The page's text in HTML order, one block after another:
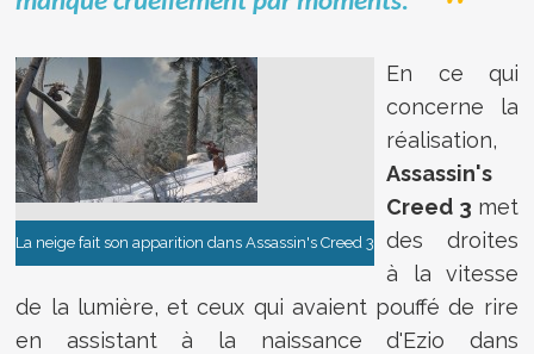
La neige fait son apparition dans Assassin's Creed 3
En ce qui
concerne la
réalisation,
Assassin's
Creed 3 met
des droites
à la vitesse
de la lumière, et ceux qui avaient pouffé de rire
en assistant à la naissance d'Ezio dans